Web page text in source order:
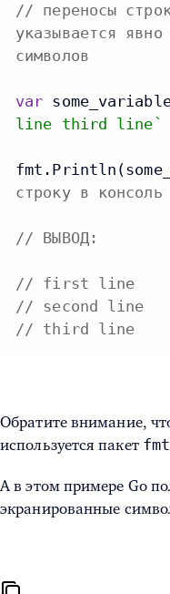
// переносы
указывается
символов
var
line third line`
строку в консоль
// ВЫВОД:
// first line
// second line
// third line
Обратите внимание,
используется пакет fmt
А в этом примере Go
экранированные